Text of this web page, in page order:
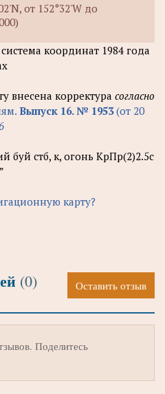
от 152°32'W до
координат 1984 года
внесена корректура согласно
Выпуск 16. № 1953(от 20
буй стб, к, огонь КрПр(2)2.5с
карту?
(0) Оставить отзыв
Поделитесь